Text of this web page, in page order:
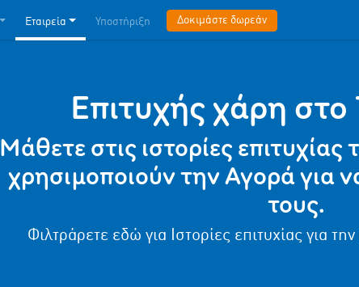
Εταιρεία Υποστήριξη Δοκιμάστε δωρεάν
Επιτυχής χάρη
Μάθετε στις ιστορίες
χρησιμοποιούν την Αγορά για
τους.
Φιλτράρετε εδώ για Ιστορίες επιτυχίας για